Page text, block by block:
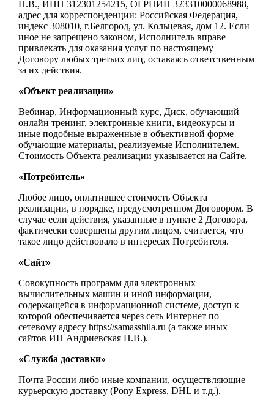
Н.В., ИНН 312301254215, ОГРНИП 323310000068988,
адрес для корреспонденции: Российская Федерация,
индекс 308010, г.Белгород, ул. Кольцевая, дом 12. Если
иное не запрещено законом, Исполнитель вправе
привлекать для оказания услуг по настоящему
Договору любых третьих лиц, оставаясь ответственным
за их действия.
«Объект реализации»
Вебинар, Информационный курс, Диск, обучающий
онлайн тренинг, электронные книги, видеокурсы и
иные подобные выраженные в объективной форме
обучающие материалы, реализуемые Исполнителем.
Стоимость Объекта реализации указывается на Сайте.
«Потребитель»
Любое лицо, оплатившее стоимость Объекта
реализации, в порядке, предусмотренном Договором. В
случае если действия, указанные в пункте 2 Договора,
фактически совершены другим лицом, считается, что
такое лицо действовало в интересах Потребителя.
«Сайт»
Совокупность программ для электронных
вычислительных машин и иной информации,
содержащейся в информационной системе, доступ к
которой обеспечивается через сеть Интернет по
сетевому адресу https://samasshila.ru (а также иных
сайтов ИП Андриевская Н.В.).
«Служба доставки»
Почта России либо иные компании, осуществляющие
курьерскую доставку (Pony Express, DHL и т.д.).